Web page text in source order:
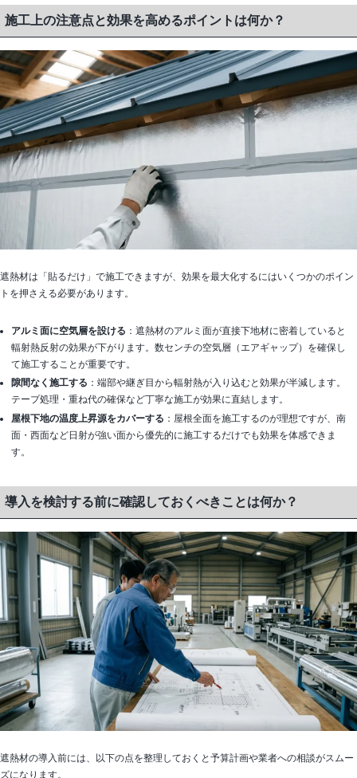
施工上の注意点と効果を高めるポイントは何か？
遮熱材は「貼るだけ」で施工できますが、効果を最大化するにはいくつかのポイン
トを押さえる必要があります。
アルミ面に空気層を設ける ：遮熱材のアルミ面が直接下地材に密着していると
輻射熱反射の効果が下がります。数センチの空気層（エアギャップ）を確保し
て施工することが重要です。
隙間なく施工する ：端部や継ぎ目から輻射熱が入り込むと効果が半減します。
テープ処理・重ね代の確保など丁寧な施工が効果に直結します。
屋根下地の温度上昇源をカバーする ：屋根全面を施工するのが理想ですが、南
面・西面など日射が強い面から優先的に施工するだけでも効果を体感できま
す。
導入を検討する前に確認しておくべきことは何か？
遮熱材の導入前には、以下の点を整理しておくと予算計画や業者への相談がスムー
ズになります。